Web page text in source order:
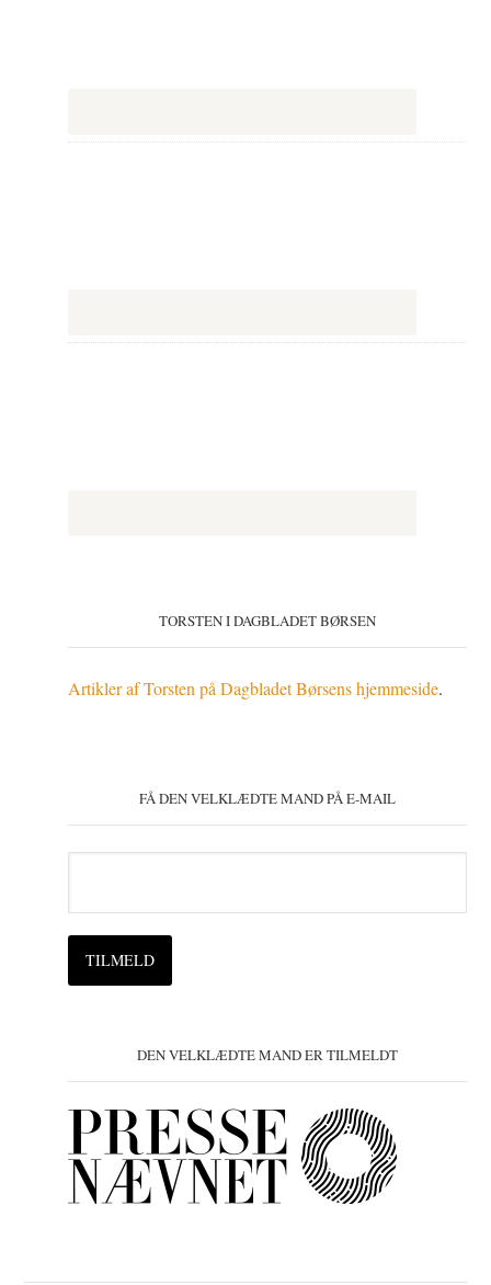
TORSTEN I DAGBLADET BØRSEN
Artikler af Torsten på Dagbladet Børsens hjemmeside.
FÅ DEN VELKLÆDTE MAND PÅ E-MAIL
DEN VELKLÆDTE MAND ER TILMELDT